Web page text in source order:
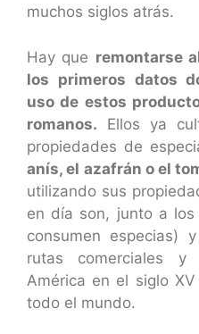
muchos siglos atrás.
Hay que remontarse
los primeros datos
uso de estos
romanos. Ellos ya
propiedades de
anís, el azafrán o el
utilizando sus
en día son, junto a
consumen especias)
rutas comerciales y
América en el siglo
todo el mundo.